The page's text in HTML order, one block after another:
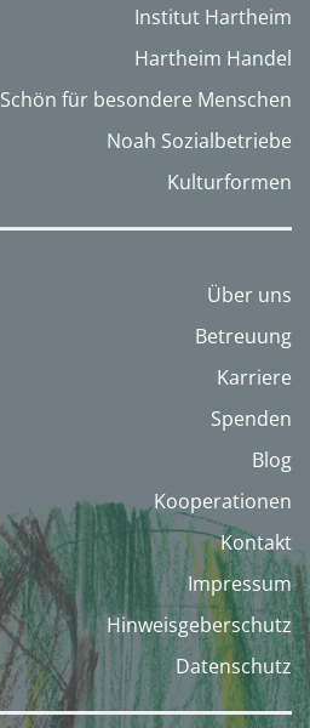
Institut Hartheim
Hartheim Handel
Schön für besondere Menschen
Noah Sozialbetriebe
Kulturformen
Über uns
Betreuung
Karriere
Spenden
Blog
Kooperationen
Kontakt
Impressum
Hinweisgeberschutz
Datenschutz